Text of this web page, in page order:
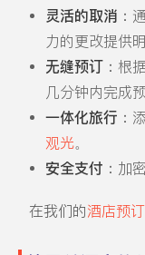
灵活的取消 ：
力的更改提供
无缝预订：根
几分钟内完成预
一体化旅行 ：
观光。
安全支付 ：加
在我们的酒店预